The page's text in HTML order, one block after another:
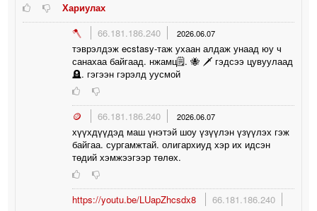
Хариулах
🪓
66.181.186.240 2026.06.07
тэврэлдэж ecstasy-таж ухаан алдаж унаад юу ч
санахаа байгаад. нжамц🗒. 🐝 🗡 гэдсээ цувуулаад
🪦. гэгээн гэрэлд уусмой
🪙 66.181.186.240 2026.06.07
хүүхдүүдэд маш үнэтэй шоу үзүүлэн үзүүлэх гэж
байгаа. сургамжтай. олигархиуд хэр их идсэн
төдий хэмжээгээр төлөх.
https://youtu.be/LUapZhcsdx8 66.181.186.240